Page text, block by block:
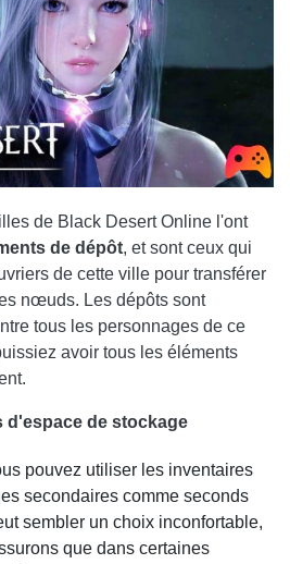
de Black Desert Online l'ont
de dépôt, et sont ceux qui
de cette ville pour transférer
nœuds. Les dépôts sont
tous les personnages de ce
avoir tous les éléments
d'espace de stockage
pouvez utiliser les inventaires
secondaires comme seconds
sembler un choix inconfortable,
que dans certaines